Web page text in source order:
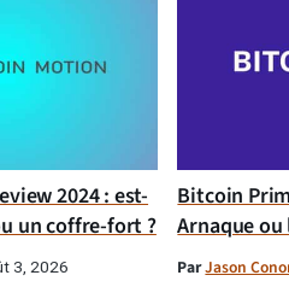
2024 : est-
un coffre-fort ?
3, 2026
Bitcoin
Arnaque
ParJason